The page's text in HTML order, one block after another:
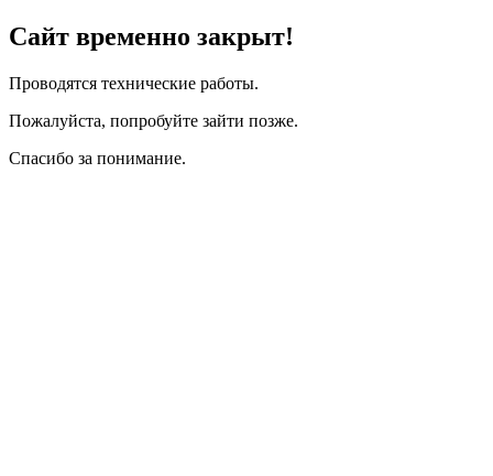
Сайт временно закрыт!
Проводятся технические работы.
Пожалуйста, попробуйте зайти позже.
Спасибо за понимание.